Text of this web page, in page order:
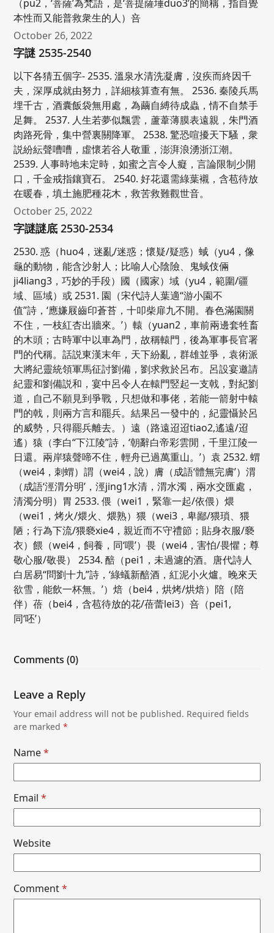
（pu2，‘菩薩’為梵語，是‘菩提薩埵duo3’的簡稱，指自覺
本性而又能普救衆生的人）咅
October 26, 2022
字謎 2535-2540
以下各猜五個字- 2535. 溫泉水清洗凝膚，沒疾而終因千
夫，深厚成就由努力，詳細核算查有無。 2536. 秦陵兵馬
埋千古，酒囊飯袋無用處，為繭自縛待成蟲，情不自禁手
足舞。 2537. 人生若夢似飄雲，蘆葦薄膜表遠親，朱門酒
肉路死骨，集中營裏關降軍。 2538. 驚恐喧擾天下騷，衆
説紛紜聲嘈嘈，虛懷若谷人敬重，澎湃浪湧浙江潮。
2539. 人事時地未定時，如蜜之言令人癡，言論限制少開
口，千金戒指鑲寶石。 2540. 好花還需綠葉襯，含苞待放
在暖春，填土施肥種花木，救苦救難觀世音。
October 25, 2022
字謎謎底 2530-2534
2530. 惑（huo4，迷亂/迷惑；懷疑/疑惑）蜮（yu4，像
龜的動物，能含沙射人；比喻人心陰險、鬼蜮伎倆
ji4liang3，巧妙的手段）國（國家）域（yu4，範圍/疆
域、區域）或 2531. 園（宋代詩人葉適“游小園不
值”詩，‘應嫌屐齒印蒼苔，十叩柴扉九不開。春色滿園關
不住，一枝紅杏出牆來。’）轅（yuan2，車前兩邊套牲畜
的木頭；古時軍中以車為門，故稱轅門，後為軍事長官署
門的代稱。話説東漢末年，天下紛亂，群雄並爭，袁術派
大將紀靈統領軍馬征討劉備，劉求救於呂布。呂設宴邀請
紀靈和劉備説和，宴中呂令人在轅門竪起一支戟，對紀劉
道，自己不願見到爭戰，只想做和事佬，若能一箭射中轅
門的戟，則兩方言和罷兵。結果呂一發中的，紀靈懾於呂
的威勢，只得罷兵離去。）遠（路遠迢迢tiao2,遙遠/迢
遙）猿（李白“下江陵”詩，‘朝辭白帝彩雲閒，千里江陵一
日還。兩岸猿聲啼不住，輕舟已過萬重山。’）袁 2532. 蝟
（wei4，刺蝟）謂（wei4，說）膚（成語‘體無完膚’）渭
（成語‘涇渭分明’，涇jing1水清，渭水濁，兩水交匯處，
清濁分明）胃 2533. 偎（wei1，緊靠一起/依偎）煨
（wei1，烤火/煨火、煨熟）猥（wei3，卑鄙/猥瑣、猥
陋；行為下流/猥褻xie4，親近而不守禮節；貼身衣服/褻
衣）餵（wei4，飼養，同‘喂’）畏（wei4，害怕/畏懼；尊
敬心服/敬畏） 2534. 醅（pei1，未過濾的酒。唐代詩人
白居易“問劉十九”詩，‘綠蟻新醅酒，紅泥小火爐。晚來天
欲雪，能飲一杯無。’）焙（bei4，烘烤/烘焙）陪（陪
伴）蓓（bei4，含苞待放的花/蓓蕾lei3）咅（pei1,
同‘呸’）
Comments (0)
Leave a Reply
Your email address will not be published. Required fields
are marked*
Name*
Email*
Website
Comment*